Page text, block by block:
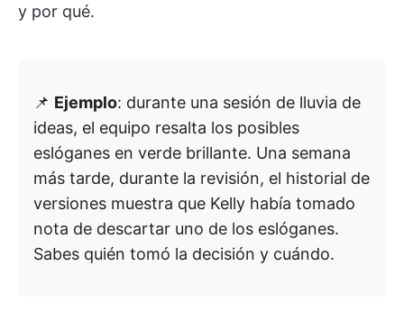
y por qué.
📌 Ejemplo: durante una sesión de lluvia de
ideas, el equipo resalta los posibles
eslóganes en verde brillante. Una semana
más tarde, durante la revisión, el historial de
versiones muestra que Kelly había tomado
nota de descartar uno de los eslóganes.
Sabes quién tomó la decisión y cuándo.